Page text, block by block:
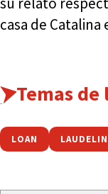
casa de
Temas de
LOAN